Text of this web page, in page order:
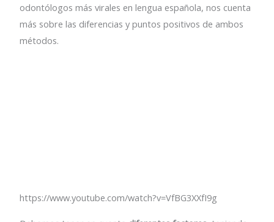
odontólogos más virales en lengua española, nos cuenta
más sobre las diferencias y puntos positivos de ambos
métodos.
https://www.youtube.com/watch?v=VfBG3XXfI9g